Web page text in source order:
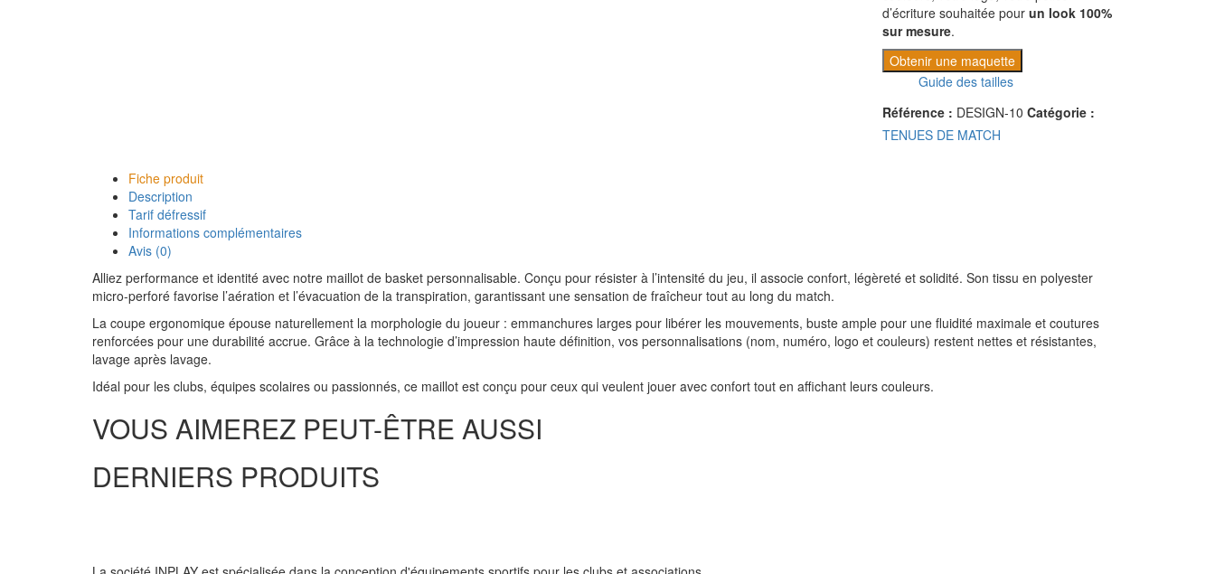
d’écriture souhaitée pour un look 100%
sur mesure.
Obtenir une maquette
Guide des tailles
Référence : DESIGN-10 Catégorie :
TENUES DE MATCH
Fiche produit
Description
Tarif défressif
Informations complémentaires
Avis (0)
Alliez performance et identité avec notre maillot de basket personnalisable. Conçu pour résister à l’intensité du jeu, il associe confort, légèreté et solidité. Son tissu en polyester
micro-perforé favorise l’aération et l’évacuation de la transpiration, garantissant une sensation de fraîcheur tout au long du match.
La coupe ergonomique épouse naturellement la morphologie du joueur : emmanchures larges pour libérer les mouvements, buste ample pour une fluidité maximale et coutures
renforcées pour une durabilité accrue. Grâce à la technologie d’impression haute définition, vos personnalisations (nom, numéro, logo et couleurs) restent nettes et résistantes,
lavage après lavage.
Idéal pour les clubs, équipes scolaires ou passionnés, ce maillot est conçu pour ceux qui veulent jouer avec confort tout en affichant leurs couleurs.
VOUS AIMEREZ PEUT-ÊTRE AUSSI
DERNIERS PRODUITS